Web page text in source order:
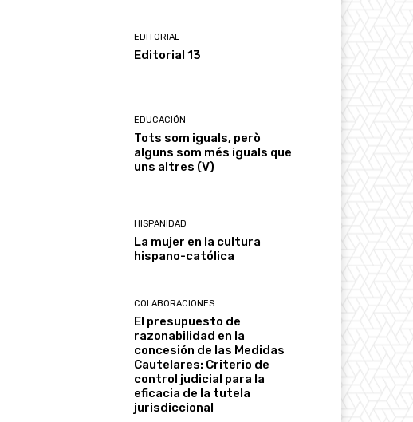
EDITORIAL
Editorial 13
EDUCACIÓN
Tots som iguals, però
alguns som més iguals que
uns altres (V)
HISPANIDAD
La mujer en la cultura
hispano-católica
COLABORACIONES
El presupuesto de
razonabilidad en la
concesión de las Medidas
Cautelares: Criterio de
control judicial para la
eficacia de la tutela
jurisdiccional